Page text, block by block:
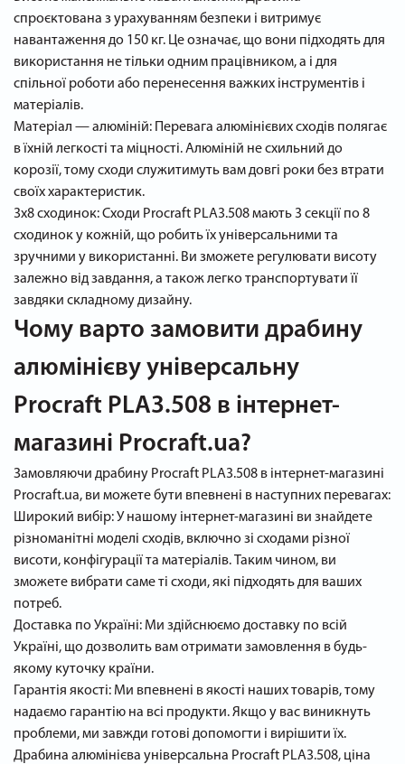
спроєктована з урахуванням безпеки і витримує
навантаження до 150 кг. Це означає, що вони підходять для
використання не тільки одним працівником, а і для
спільної роботи або перенесення важких інструментів і
матеріалів.
Матеріал — алюміній: Перевага алюмінієвих сходів полягає
в їхній легкості та міцності. Алюміній не схильний до
корозії, тому сходи служитимуть вам довгі роки без втрати
своїх характеристик.
3х8 сходинок: Сходи Procraft PLA3.508 мають 3 секції по 8
сходинок у кожній, що робить їх універсальними та
зручними у використанні. Ви зможете регулювати висоту
залежно від завдання, а також легко транспортувати її
завдяки складному дизайну.
Чому варто замовити драбину
алюмінієву універсальну
Procraft PLA3.508 в інтернет-
магазині Procraft.ua?
Замовляючи драбину Procraft PLA3.508 в інтернет-магазині
Procraft.ua, ви можете бути впевнені в наступних перевагах:
Широкий вибір: У нашому інтернет-магазині ви знайдете
різноманітні моделі сходів, включно зі сходами різної
висоти, конфігурації та матеріалів. Таким чином, ви
зможете вибрати саме ті сходи, які підходять для ваших
потреб.
Доставка по Україні: Ми здійснюємо доставку по всій
Україні, що дозволить вам отримати замовлення в будь-
якому куточку країни.
Гарантія якості: Ми впевнені в якості наших товарів, тому
надаємо гарантію на всі продукти. Якщо у вас виникнуть
проблеми, ми завжди готові допомогти і вирішити їх.
Драбина алюмінієва універсальна Procraft PLA3.508, ціна